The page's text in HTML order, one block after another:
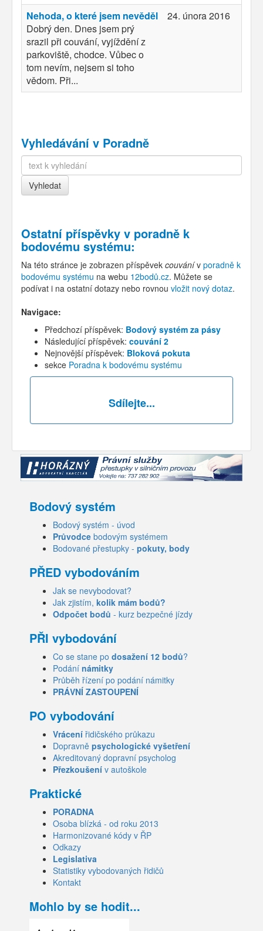
Nehoda, o které jsem nevěděl
Dobrý den. Dnes jsem prý
srazil při couvání, vyjíždění z
parkoviště, chodce. Vůbec o
tom nevím, nejsem si toho
vědom. Při...
24. února 2016
Vyhledávání v Poradně
Ostatní příspěvky v poradně k
bodovému systému:
Na této stránce je zobrazen příspěvek couvánív poradně k
bodovému systému na webu 12bodů.cz. Můžete se
podívat i na ostatní dotazy nebo rovnou vložit nový dotaz.
Navigace:
Předchozí příspěvek: Bodový systém za pásy
Následující příspěvek: couvání 2
Nejnovější příspěvek: Bloková pokuta
sekce Poradna k bodovému systému
Sdílejte...
Bodový systém
Bodový systém - úvod
Průvodce bodovým systémem
Bodované přestupky - pokuty, body
PŘED vybodováním
Jak se nevybodovat?
Jak zjistím, kolik mám bodů?
Odpočet bodů - kurz bezpečné jízdy
PŘI vybodování
Co se stane po dosažení 12 bodů?
Podání námitky
Průběh řízení po podání námitky
PRÁVNÍ ZASTOUPENÍ
PO vybodování
Vrácení řidičského průkazu
Dopravně psychologické vyšetření
Akreditovaný dopravní psycholog
Přezkoušení v autoškole
Praktické
PORADNA
Osoba blízká - od roku 2013
Harmonizované kódy v ŘP
Odkazy
Legislativa
Statistiky vybodovaných řidičů
Kontakt
Mohlo by se hodit...